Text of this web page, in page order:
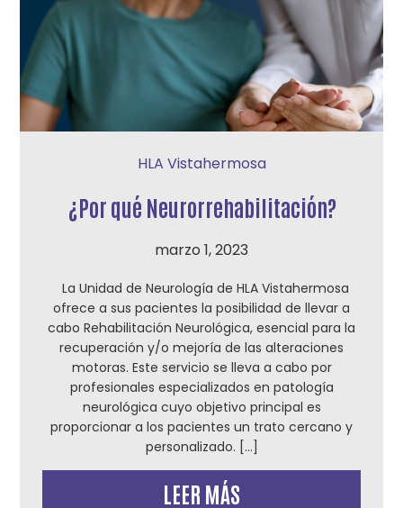
HLA Vistahermosa
¿Por qué Neurorrehabilitación?
marzo 1, 2023
La Unidad de Neurología de HLA Vistahermosa
ofrece a sus pacientes la posibilidad de llevar a
cabo Rehabilitación Neurológica, esencial para la
recuperación y/o mejoría de las alteraciones
motoras. Este servicio se lleva a cabo por
profesionales especializados en patología
neurológica cuyo objetivo principal es
proporcionar a los pacientes un trato cercano y
personalizado. […]
LEER MÁS